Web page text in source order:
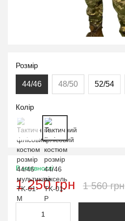
Розмір
44/46 48/50 52/54
Колір
В наявності
1 250 грн 1 560 грн